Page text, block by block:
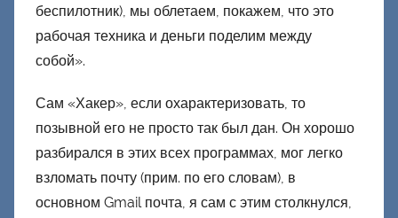
беспилотник), мы облетаем, покажем, что это
рабочая техника и деньги поделим между
собой».
Сам «Хакер», если охарактеризовать, то
позывной его не просто так был дан. Он хорошо
разбирался в этих всех программах, мог легко
взломать почту (прим. по его словам), в
основном Gmail почта, я сам с этим столкнулся,